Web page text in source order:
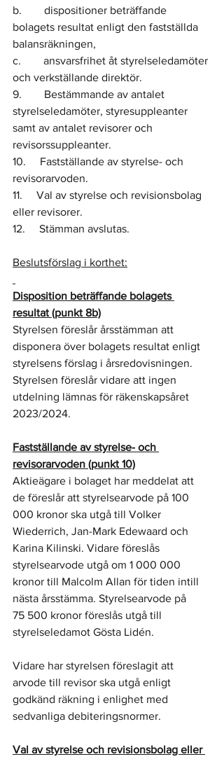
b.        dispositioner beträffande
bolagets resultat enligt den fastställda
balansräkningen,
c.        ansvarsfrihet åt styrelseledamöter
och verkställande direktör.
9.        Bestämmande av antalet
styrelseledamöter, styresuppleanter
samt av antalet revisorer och
revisorssuppleanter.
10.     Fastställande av styrelse- och
revisorarvoden.
11.     Val av styrelse och revisionsbolag
eller revisorer.
12.     Stämman avslutas.
Beslutsförslag i korthet:
Disposition beträffande bolagets
resultat (punkt 8b)
Styrelsen föreslår årsstämman att
disponera över bolagets resultat enligt
styrelsens förslag i årsredovisningen.
Styrelsen föreslår vidare att ingen
utdelning lämnas för räkenskapsåret
2023/2024.
Fastställande av styrelse- och
revisorarvoden (punkt 10)
Aktieägare i bolaget har meddelat att
de föreslår att styrelsearvode på 100
000 kronor ska utgå till Volker
Wiederrich, Jan-Mark Edewaard och
Karina Kilinski. Vidare föreslås
styrelsearvode utgå om 1 000 000
kronor till Malcolm Allan för tiden intill
nästa årsstämma. Styrelsearvode på
75 500 kronor föreslås utgå till
styrelseledamot Gösta Lidén.
Vidare har styrelsen föreslagit att
arvode till revisor ska utgå enligt
godkänd räkning i enlighet med
sedvanliga debiteringsnormer.
Val av styrelse och revisionsbolag eller